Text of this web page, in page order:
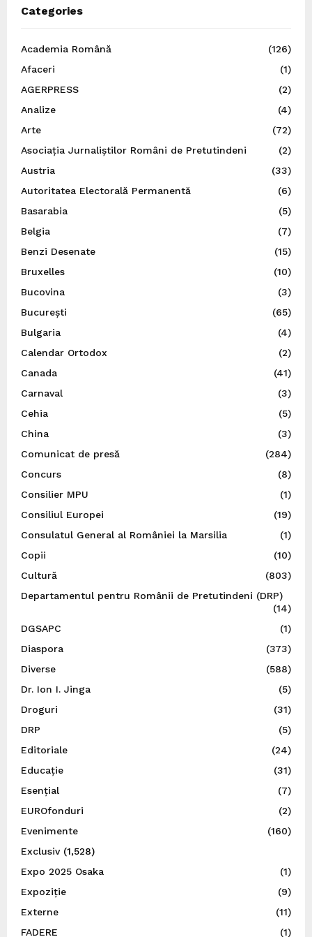
Categories
Academia Română
(126)
Afaceri
(1)
AGERPRESS
(2)
Analize
(4)
Arte
(72)
Asociația Jurnaliștilor Români de Pretutindeni
(2)
Austria
(33)
Autoritatea Electorală Permanentă
(6)
Basarabia
(5)
Belgia
(7)
Benzi Desenate
(15)
Bruxelles
(10)
Bucovina
(3)
București
(65)
Bulgaria
(4)
Calendar Ortodox
(2)
Canada
(41)
Carnaval
(3)
Cehia
(5)
China
(3)
Comunicat de presă
(284)
Concurs
(8)
Consilier MPU
(1)
Consiliul Europei
(19)
Consulatul General al României la Marsilia
(1)
Copii
(10)
Cultură
(803)
Departamentul pentru Românii de Pretutindeni (DRP)
(14)
DGSAPC
(1)
Diaspora
(373)
Diverse
(588)
Dr. Ion I. Jinga
(5)
Droguri
(31)
DRP
(5)
Editoriale
(24)
Educație
(31)
Esențial
(7)
EUROfonduri
(2)
Evenimente
(160)
Exclusiv(1,528)
Expo 2025 Osaka
(1)
Expoziție
(9)
Externe
(11)
FADERE
(1)